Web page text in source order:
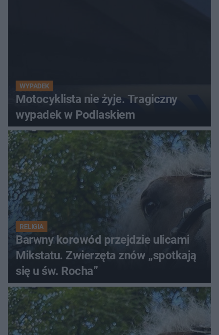
WYPADEK
Motocyklista nie żyje. Tragiczny
wypadek w Podlaskiem
RELIGIA
Barwny korowód przejdzie ulicami
Mikstatu. Zwierzęta znów „spotkają
się u św. Rocha”